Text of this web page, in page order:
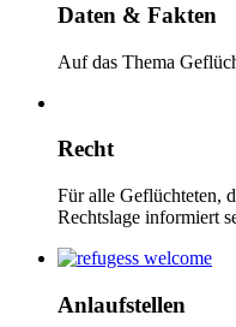
Daten & Fakten
Auf das Thema
Recht
Für alle Geflüchteten,
Rechtslage informiert
Anlaufstellen